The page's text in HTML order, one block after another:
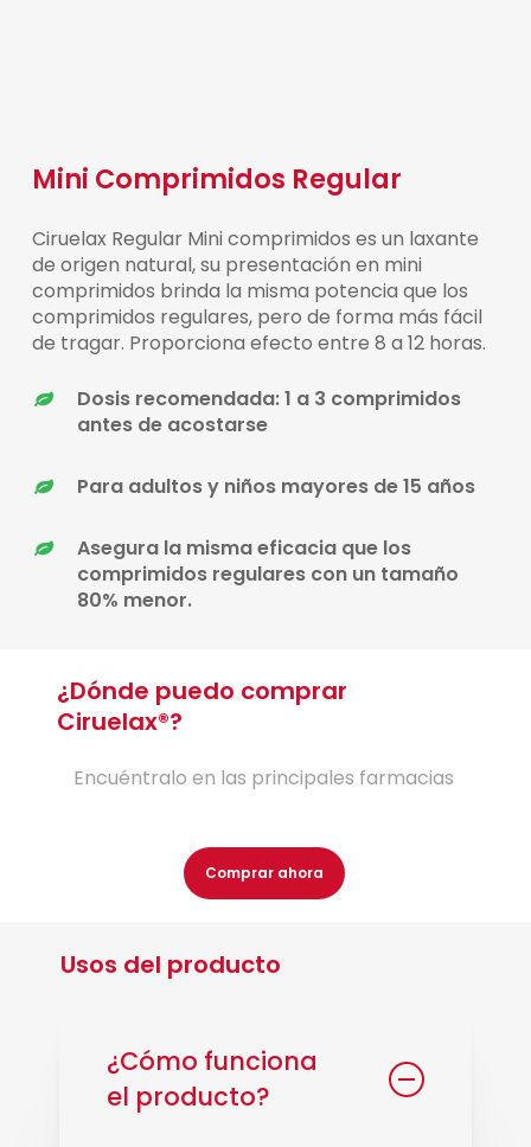
Mini Comprimidos Regular
Ciruelax Regular Mini comprimidos es un laxante
de origen natural, su presentación en mini
comprimidos brinda la misma potencia que los
comprimidos regulares, pero de forma más fácil
de tragar. Proporciona efecto entre 8 a 12 horas.
Dosis recomendada: 1 a 3 comprimidos
antes de acostarse
Para adultos y niños mayores de 15 años
Asegura la misma eficacia que los
comprimidos regulares con un tamaño
80% menor.
¿Dónde puedo comprar
Ciruelax®?
Encuéntralo en las principales farmacias
Comprar ahora
Usos del producto
¿Cómo funciona
el producto?